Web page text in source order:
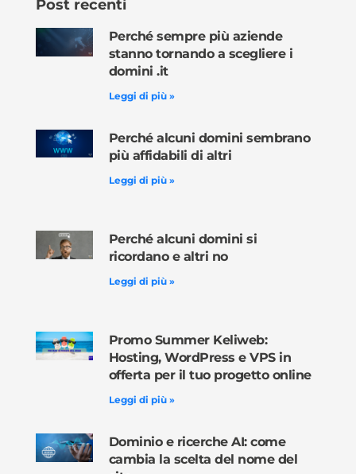
Post recenti
Perché sempre più aziende
stanno tornando a scegliere i
domini .it
Leggi di più »
Perché alcuni domini sembrano
più affidabili di altri
Leggi di più »
Perché alcuni domini si
ricordano e altri no
Leggi di più »
Promo Summer Keliweb:
Hosting, WordPress e VPS in
offerta per il tuo progetto online
Leggi di più »
Dominio e ricerche AI: come
cambia la scelta del nome del